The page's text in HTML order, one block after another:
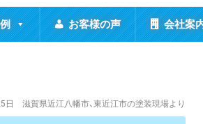
お客様の声 会社案
日 滋賀県近江八幡市、東近江市の塗装現場より